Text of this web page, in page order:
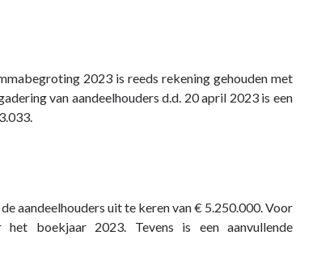
2023 is reeds rekening gehouden met
van aandeelhouders d.d. 20 april 2023 is een
aandeelhouders uit te keren van € 5.250.000. Voor
boekjaar 2023. Tevens is een aanvullende